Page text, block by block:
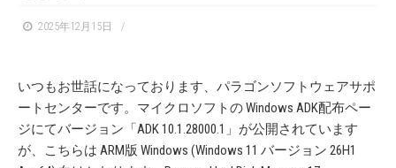
2025年12月15日
いつもお世話になっております、パラゴンソフトウェアサポ
ートセンターです。マイクロソフトの Windows ADK配布ペー
ジにてバージョン「ADK 10.1.28000.1」が公開されています
が、こちらは ARM版 Windows (Windows 11 バージョン 26H1